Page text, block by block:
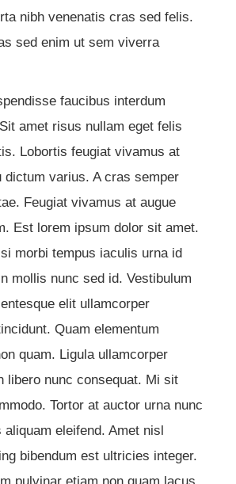
nibh venenatis cras sed felis.
sed enim ut sem viverra
faucibus interdum
amet risus nullam eget felis
Lobortis feugiat vivamus at
dictum varius. A cras semper
Feugiat vivamus at augue
Est lorem ipsum dolor sit amet.
morbi tempus iaculis urna id
mollis nunc sed id. Vestibulum
elit ullamcorper
Quam elementum
quam. Ligula ullamcorper
libero nunc consequat. Mi sit
Tortor at auctor urna nunc
eleifend. Amet nisl
bibendum est ultricies integer.